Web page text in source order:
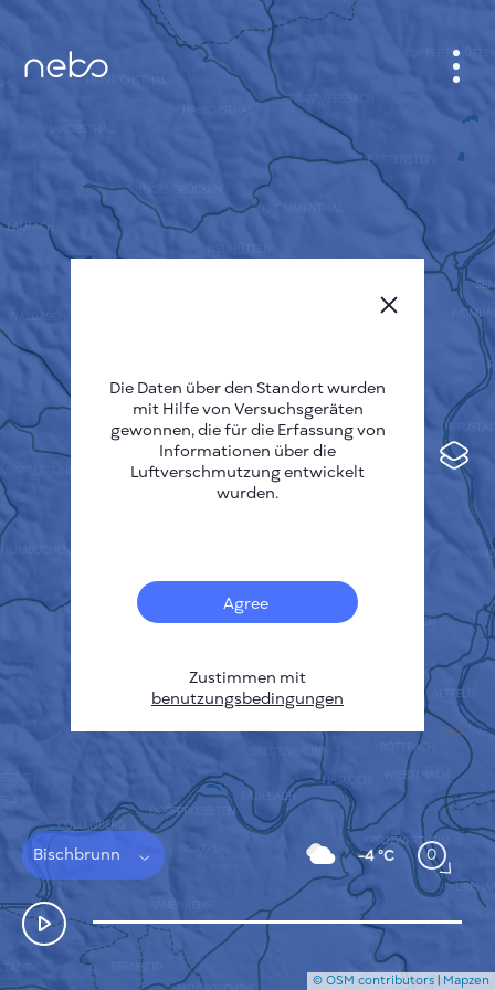
Wind
Bischbrunn -4 °C 0
STADTPLAN
SENSOR NEBO
Česky
Deutsch
Español
FUNKTIONSWEISE
DATENSCHUTZBESTIMMUNGEN
BEDINGUNGEN UND KONDITIONEN
INSTALLATIONSANLEITUNG
FAQ
KONTAKT
© OSM contributors | Mapzen
Die Daten über den Standort wurden
mit Hilfe von Versuchsgeräten
gewonnen, die für die Erfassung von
Informationen über die
Luftverschmutzung entwickelt
wurden.
Agree
Zustimmen mit
benutzungsbedingungen